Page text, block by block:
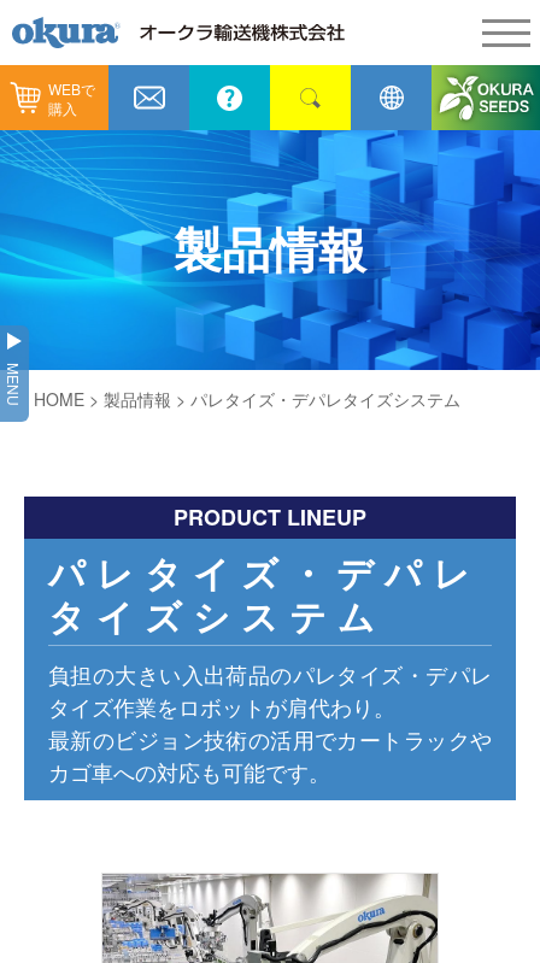
WEBで
購入
製品情報
製品情報
コンベヤ機器
コンベヤ機器を探す
コンベヤ機器の技術情報
仕分けシステム
ピッキングシステム
保管システム
パレタイズ・デパレタイズシステム
バーチカル装置（垂直搬送機）
周辺機器
納入事例
納入事例
全業種
物流
食品
メンテナンス
カタログ／CAD
会社情報
会社概要
事業所一覧
オークラグループ
事業紹介
オークラの取組み
採用情報
オークラミュージアム
新着情報
生産終了品
物流用語集
オークラ育英財団
サイトポリシー
製品情報
MENU HOME > 製品情報 > パレタイズ・デパレタイズシステム
PRODUCT LINEUP
パレタイズ・デパレ
タイズシステム
負担の大きい入出荷品のパレタイズ・デパレ
タイズ作業をロボットが肩代わり。
最新のビジョン技術の活用でカートラックや
カゴ車への対応も可能です。